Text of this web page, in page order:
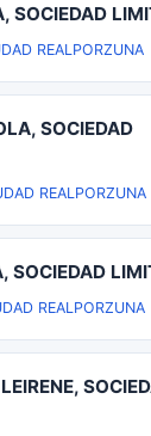
SOCIEDAD
REAL PORZUNA
SOCIEDAD
REAL PORZUNA
SOCIEDAD
REAL PORZUNA